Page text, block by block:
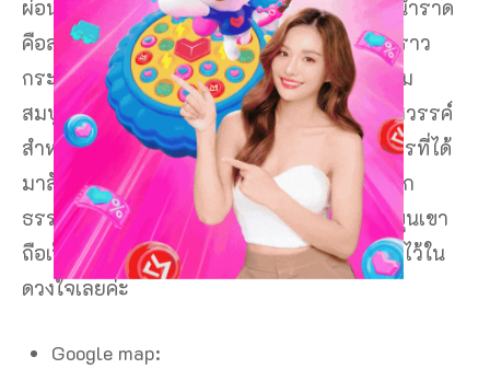
ผ่อนหย่อนใจใกล้ชิดธรรมชาติ ป่าต้นน้ำ บ้านน้ำราด
คือสถานที่พักผ่อนที่ดีจริงๆ เลยค่ะ ด้วยน้ำที่ใสราว
กระจก บรรยากาศสุดร่มรื่น และยังมีความอุดม
สมบูรณ์ของธรรมชาติ ทำให้ที่เที่ยวแห่งนี้เป็นสวรรค์
สำหรับนักท่องเที่ยวทุกท่านอย่างแน่นอนค่ะ การที่ได้
มาสัมผัสกับความเย็นสดชื่นของน้ำที่ไหลมาจาก
ธรรมชาติ และได้สูดอากาศบริสุทธิ์ท่ามกลางขุนเขา
ถือเป็นอีกหนึ่ง ทริปเที่ยวสุราษฎร์ธานี ที่ควรมีไว้ใน
ดวงใจเลยค่ะ
Google map: